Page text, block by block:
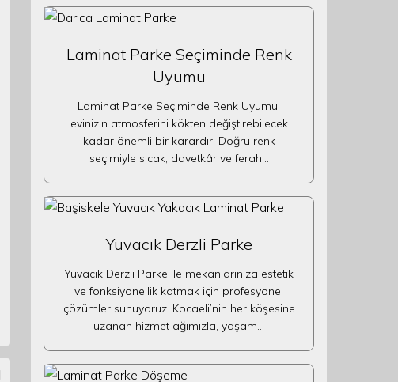
Laminat Parke Seçiminde Renk
Uyumu
Laminat Parke Seçiminde Renk Uyumu,
evinizin atmosferini kökten değiştirebilecek
kadar önemli bir karardır. Doğru renk
seçimiyle sıcak, davetkâr ve ferah…
Yuvacık Derzli Parke
Yuvacık Derzli Parke ile mekanlarınıza estetik
ve fonksiyonellik katmak için profesyonel
çözümler sunuyoruz. Kocaeli’nin her köşesine
uzanan hizmet ağımızla, yaşam…